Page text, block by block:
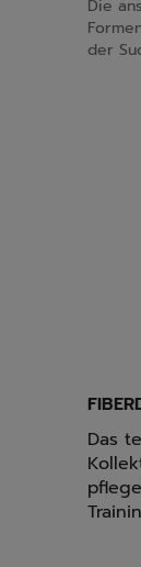
Die
der
Das